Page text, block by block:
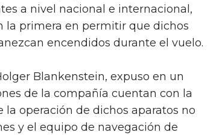
a nivel nacional e internacional,
la primera en permitir que dichos
encendidos durante el vuelo.
Blankenstein, expuso en un
de la compañía cuentan con la
la operación de dichos aparatos no
y el equipo de navegación de